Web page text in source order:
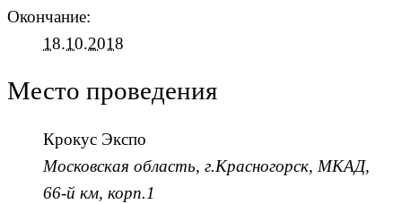
Окончание:
18.10.2018
Место проведения
Крокус Экспо
Московская область, г.Красногорск, МКАД,
66-й км, корп.1